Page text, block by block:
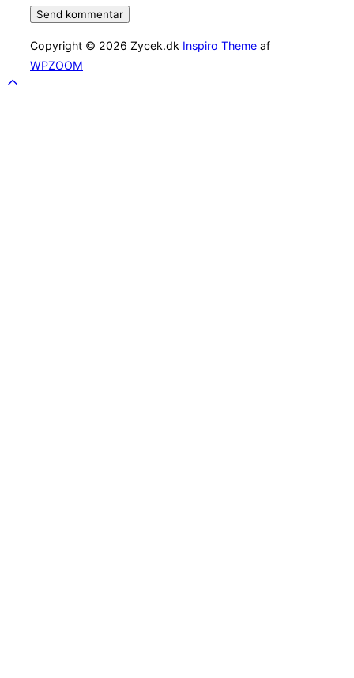
Copyright © 2026 Zycek.dk Inspiro Theme af
WPZOOM